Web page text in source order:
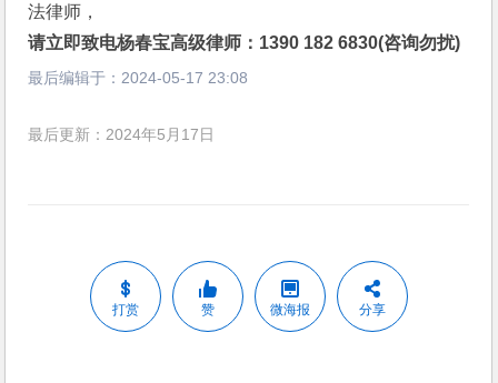
法律师，
请立即致电杨春宝高级律师：1390 182 6830(咨询勿扰)
最后编辑于： 2024-05-17 23:08
最后更新：2024年5月17日
打赏 赞 微海报 分享